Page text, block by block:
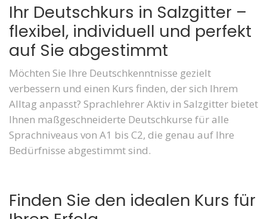
Ihr Deutschkurs in Salzgitter –
flexibel, individuell und perfekt
auf Sie abgestimmt
Möchten Sie Ihre Deutschkenntnisse gezielt
verbessern und einen Kurs finden, der sich Ihrem
Alltag anpasst? Sprachlehrer Aktiv in Salzgitter bietet
Ihnen maßgeschneiderte Deutschkurse für alle
Sprachniveaus von A1 bis C2, die genau auf Ihre
Bedürfnisse abgestimmt sind.
Finden Sie den idealen Kurs für